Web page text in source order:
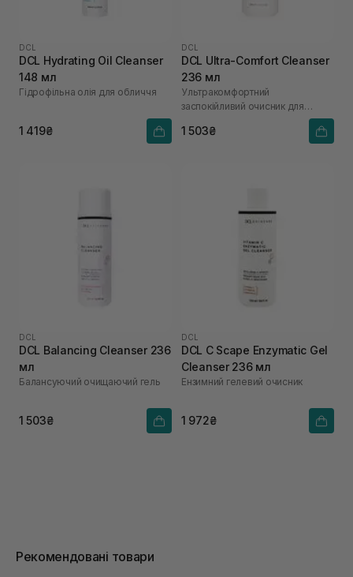
DCL
DCL Hydrating Oil Cleanser
148 мл
Гідрофільна олія для обличчя
1 419₴
DCL
DCL Ultra-Comfort Cleanser
236 мл
Ультракомфортний
заспокійливий очисник для
1 503₴
DCL
DCL Balancing Cleanser 236
мл
Балансуючий очищаючий гель
1 503₴
DCL
DCL C Scape Enzymatic Gel
Cleanser 236 мл
Ензимний гелевий очисник
1 972₴
Рекомендовані товари